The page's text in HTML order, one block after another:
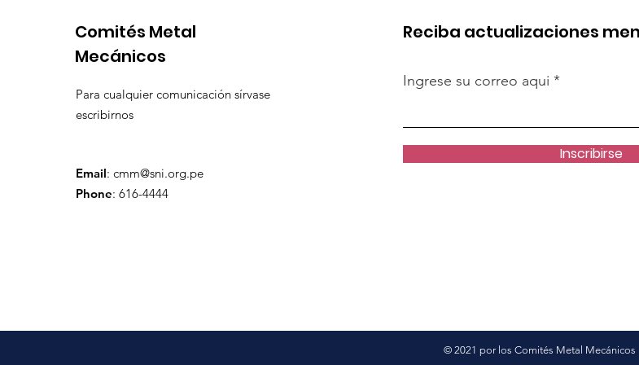
Comités Metal
Mecánicos
Para cualquier comunicación sírvase
escribirnos
Email: cmm@sni.org.pe
Phone: 616-4444
Reciba actualizaciones
Ingrese su correo aqui
Inscribirse
© 2021 por los Comités Metal Mecánicos